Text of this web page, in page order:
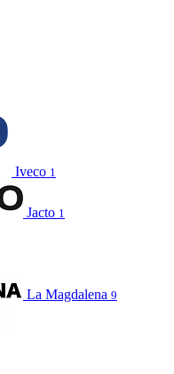
Iveco 1
Jacto 1
La Magdalena 9